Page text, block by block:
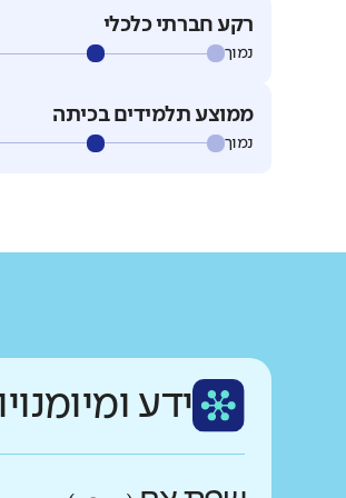
רקע חברתי כלכלי
נמוך
ממוצע תלמידים בכיתה
נמוך
ידע